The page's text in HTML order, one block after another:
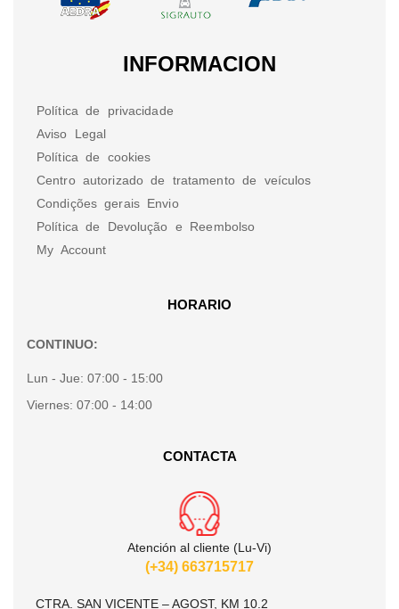
INFORMACION
Política de privacidade
Aviso Legal
Política de cookies
Centro autorizado de tratamento de veículos
Condições gerais Envio
Política de Devolução e Reembolso
My Account
HORARIO
CONTINUO:
Lun - Jue: 07:00 - 15:00
Viernes: 07:00 - 14:00
CONTACTA
Atención al cliente (Lu-Vi)
(+34) 663715717
CTRA. SAN VICENTE – AGOST, KM 10.2